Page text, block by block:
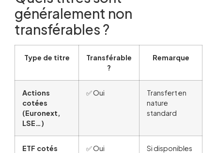
généralement non
transférables ?
Type de titre
Transférable
?
Remarque
Actions
cotées
(Euronext,
LSE…)
✅ Oui
Transfert en
nature
standard
ETF cotés
✅ Oui
Si disponibles